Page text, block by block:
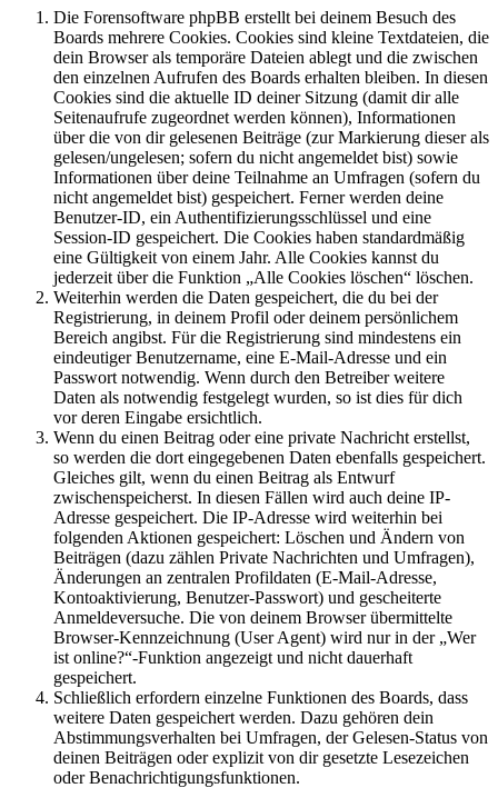
Die Forensoftware phpBB erstellt bei deinem Besuch des
Boards mehrere Cookies. Cookies sind kleine Textdateien, die
dein Browser als temporäre Dateien ablegt und die zwischen
den einzelnen Aufrufen des Boards erhalten bleiben. In diesen
Cookies sind die aktuelle ID deiner Sitzung (damit dir alle
Seitenaufrufe zugeordnet werden können), Informationen
über die von dir gelesenen Beiträge (zur Markierung dieser als
gelesen/ungelesen; sofern du nicht angemeldet bist) sowie
Informationen über deine Teilnahme an Umfragen (sofern du
nicht angemeldet bist) gespeichert. Ferner werden deine
Benutzer-ID, ein Authentifizierungsschlüssel und eine
Session-ID gespeichert. Die Cookies haben standardmäßig
eine Gültigkeit von einem Jahr. Alle Cookies kannst du
jederzeit über die Funktion „Alle Cookies löschen“ löschen.
Weiterhin werden die Daten gespeichert, die du bei der
Registrierung, in deinem Profil oder deinem persönlichem
Bereich angibst. Für die Registrierung sind mindestens ein
eindeutiger Benutzername, eine E-Mail-Adresse und ein
Passwort notwendig. Wenn durch den Betreiber weitere
Daten als notwendig festgelegt wurden, so ist dies für dich
vor deren Eingabe ersichtlich.
Wenn du einen Beitrag oder eine private Nachricht erstellst,
so werden die dort eingegebenen Daten ebenfalls gespeichert.
Gleiches gilt, wenn du einen Beitrag als Entwurf
zwischenspeicherst. In diesen Fällen wird auch deine IP-
Adresse gespeichert. Die IP-Adresse wird weiterhin bei
folgenden Aktionen gespeichert: Löschen und Ändern von
Beiträgen (dazu zählen Private Nachrichten und Umfragen),
Änderungen an zentralen Profildaten (E-Mail-Adresse,
Kontoaktivierung, Benutzer-Passwort) und gescheiterte
Anmeldeversuche. Die von deinem Browser übermittelte
Browser-Kennzeichnung (User Agent) wird nur in der „Wer
ist online?“-Funktion angezeigt und nicht dauerhaft
gespeichert.
Schließlich erfordern einzelne Funktionen des Boards, dass
weitere Daten gespeichert werden. Dazu gehören dein
Abstimmungsverhalten bei Umfragen, der Gelesen-Status von
deinen Beiträgen oder explizit von dir gesetzte Lesezeichen
oder Benachrichtigungsfunktionen.